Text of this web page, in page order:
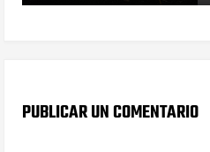
PUBLICAR UN COMENTARIO